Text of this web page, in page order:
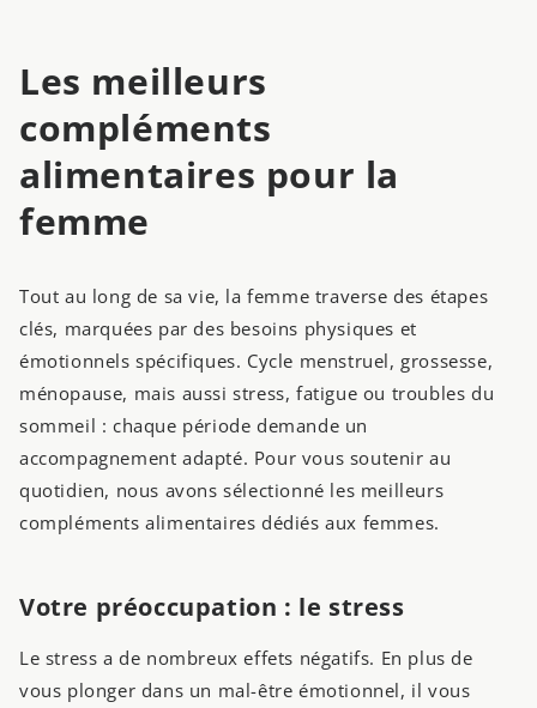
Les meilleurs
compléments
alimentaires pour la
femme
Tout au long de sa vie, la femme traverse des étapes
clés, marquées par des besoins physiques et
émotionnels spécifiques. Cycle menstruel, grossesse,
ménopause, mais aussi stress, fatigue ou troubles du
sommeil : chaque période demande un
accompagnement adapté. Pour vous soutenir au
quotidien, nous avons sélectionné les meilleurs
compléments alimentaires dédiés aux femmes.
Votre préoccupation : le stress
Le stress a de nombreux effets négatifs. En plus de
vous plonger dans un mal-être émotionnel, il vous